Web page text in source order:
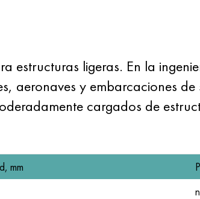
estructuras ligeras. En la
aeronaves y embarcaciones
cargados de
mm